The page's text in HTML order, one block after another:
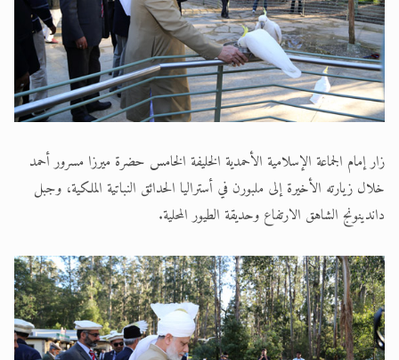
زار إمام الجماعة الإسلامية الأحمدية الخليفة الخامس حضرة ميرزا مسرور أحمد
خلال زيارته الأخيرة إلى ملبورن في أستراليا الحدائق النباتية الملكية، وجبل
داندينونج الشاهق الارتفاع وحديقة الطيور المحلية.